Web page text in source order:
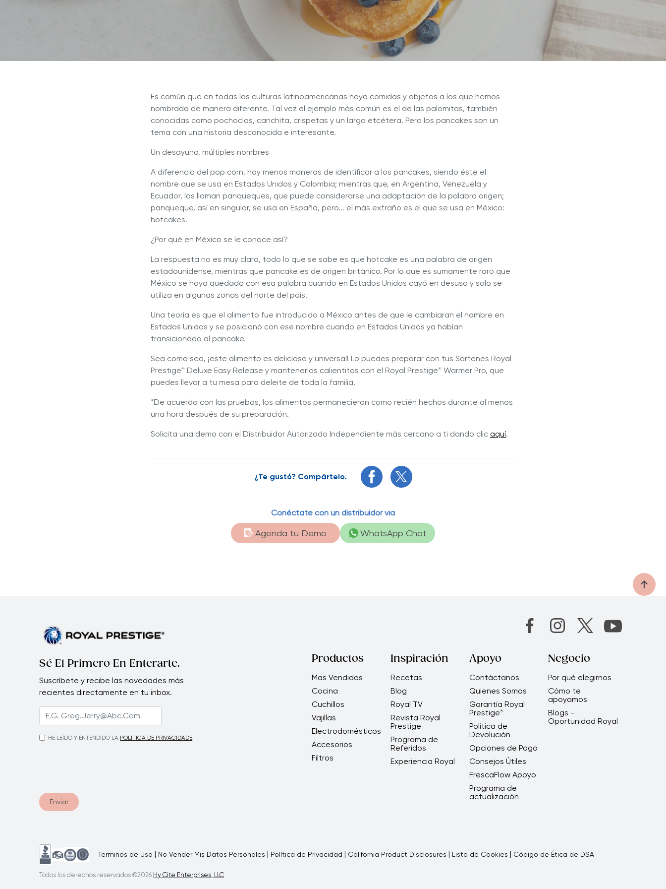
Sistema de Cocina Novel™ Royal Prestige Power Blender Max Extractor de Jugos Royal Prestige
Explora nuestras deliciosas recetas Descubre Más con Nuestros Blogs
¿Por qué Hy Cite es una empresa
líder en la venta directa?
Es común que en todas las culturas latinoamericanas haya comidas y objetos a los que hemos
nombrado de manera diferente. Tal vez el ejemplo más común es el de las palomitas, también
conocidas como pochoclos, canchita, crispetas y un largo etcétera. Pero los pancakes son un
tema con una historia desconocida e interesante.
Un desayuno, múltiples nombres
A diferencia del pop corn, hay menos maneras de identificar a los pancakes, siendo éste el
nombre que se usa en Estados Unidos y Colombia; mientras que, en Argentina, Venezuela y
Ecuador, los llaman panqueques, que puede considerarse una adaptación de la palabra origen;
panqueque, así en singular, se usa en España, pero... el más extraño es el que se usa en México:
hotcakes.
¿Por qué en México se le conoce así?
La respuesta no es muy clara, todo lo que se sabe es que hotcake es una palabra de origen
estadounidense, mientras que pancake es de origen británico. Por lo que es sumamente raro que
México se haya quedado con esa palabra cuando en Estados Unidos cayó en desuso y solo se
utiliza en algunas zonas del norte del país.
Una teoría es que el alimento fue introducido a México antes de que le cambiaran el nombre en
Estados Unidos y se posicionó con ese nombre cuando en Estados Unidos ya habían
transicionado al pancake.
Sea como sea, ¡este alimento es delicioso y universal! Lo puedes preparar con tus Sartenes Royal
Prestige® Deluxe Easy Release y mantenerlos calientitos con el Royal Prestige® Warmer Pro, que
puedes llevar a tu mesa para deleite de toda la familia.
*De acuerdo con las pruebas, los alimentos permanecieron como recién hechos durante al menos
una hora después de su preparación.
Solicita una demo con el Distribuidor Autorizado Independiente más cercano a ti dando clic aquí.
¿Te gustó? Compártelo.
Conéctate con un distribuidor vía
Agenda tu Demo WhatsApp Chat
Sé El Primero En Enterarte.
Suscríbete y recibe las novedades más
recientes directamente en tu inbox.
HE LEÍDO Y ENTENDIDO LA POLITICA DE PRIVACIDADE
Enviar
Productos
Mas Vendidos
Cocina
Cuchillos
Vajillas
Electrodomésticos
Accesorios
Filtros
Inspiración
Recetas
Blog
Royal TV
Revista Royal
Prestige
Programa de
Referidos
Experiencia Royal
Apoyo
Contáctanos
Quienes Somos
Garantía Royal
Prestige®
Política de
Devolución
Opciones de Pago
Consejos Útiles
FrescaFlow Apoyo
Programa de
actualización
Negocio
Por qué elegirnos
Cómo te
apoyamos
Blogs -
Oportunidad Royal
Terminos de Uso | No Vender Mis Datos Personales | Política de Privacidad | California Product Disclosures | Lista de Cookies | Código de Ética de DSA
Todos los derechos reservados ©2026 Hy Cite Enterprises, LLC